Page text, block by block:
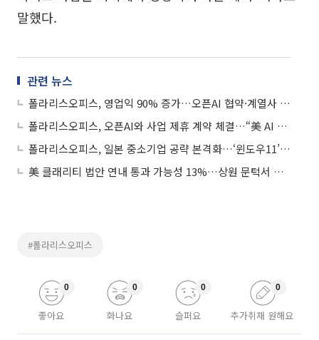
말했다.
관련 뉴스
폴라리스오피스, 영업익 90% 증가…오픈AI 협약·계열사 시너지로 AI 성장 가속
폴라리스오피스, 오픈AI와 사업 제휴 계약 체결…“美 AI 헬스케어 시장 진출”
폴라리스오피스, 일본 중소기업 공략 본격화…‘윈도우11’ 최적화 오피스 출시
美 클래리티 법안 연내 통과 가능성 13%…상원 문턱서 제동
#폴라리스오피스
좋아요
0
화나요
0
슬퍼요
0
추가취재 원해요
0